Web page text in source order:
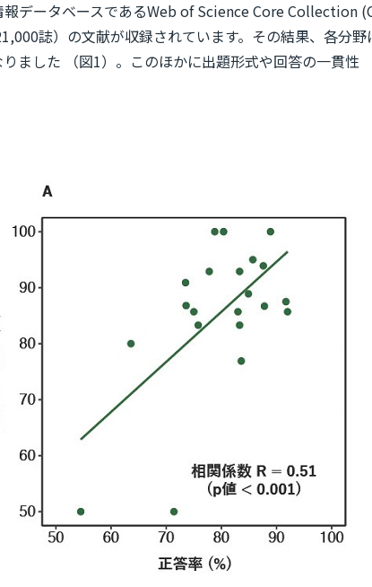
データベースであるWeb of Science Core
誌）の文献が収録されています。その結果、各分
ました （図1）。このほかに出題形式や回答の一貫